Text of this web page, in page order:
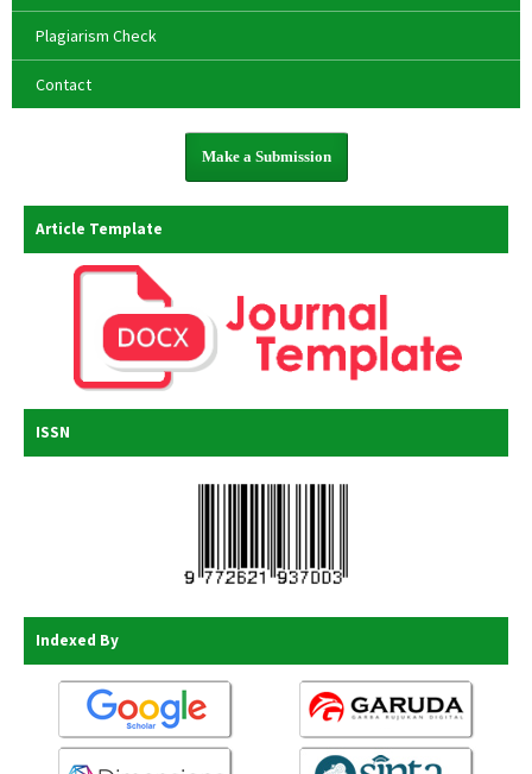
Plagiarism Check
Contact
Make a Submission
Article Template
ISSN
Indexed By